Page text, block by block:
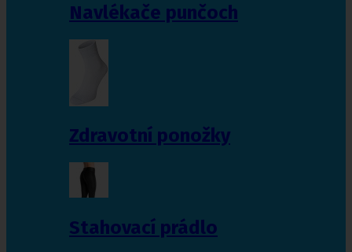
Navlékače punčoch
Zdravotní ponožky
Stahovací prádlo